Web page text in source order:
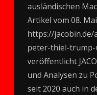
ausländischen
Artikel vom 08.
https://
peter-thiel-trump-
veröffentlicht
und Analysen zu
seit 2020 auch in